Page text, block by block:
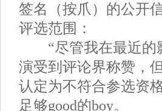
签名（按爪）的公开
评选范围：
“尽管我在最近的
演受到评论界称赞，
认定为不符合参选资
足够good的boy。